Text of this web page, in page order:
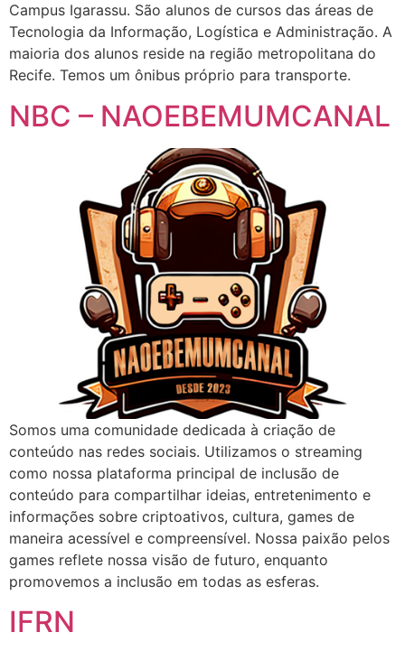
Campus Igarassu. São alunos de cursos das áreas de
Tecnologia da Informação, Logística e Administração. A
maioria dos alunos reside na região metropolitana do
Recife. Temos um ônibus próprio para transporte.
NBC – NAOEBEMUMCANAL
Somos uma comunidade dedicada à criação de
conteúdo nas redes sociais. Utilizamos o streaming
como nossa plataforma principal de inclusão de
conteúdo para compartilhar ideias, entretenimento e
informações sobre criptoativos, cultura, games de
maneira acessível e compreensível. Nossa paixão pelos
games reflete nossa visão de futuro, enquanto
promovemos a inclusão em todas as esferas.
IFRN